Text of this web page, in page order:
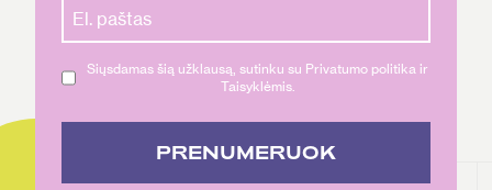
Siųsdamas šią užklausą, sutinku su Privatumo politika ir
Taisyklėmis.
PRENUMERUOK